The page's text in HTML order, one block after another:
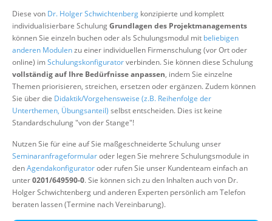
Suche
Diese von Dr. Holger Schwichtenberg konzipierte und komplett
individualisierbare SchulungGrundlagen des Projektmanagements
können Sie einzeln buchen oder als Schulungsmodul mit beliebigen
anderen Modulenzu einer individuellen Firmenschulung (vor Ort oder
online) imSchulungskonfiguratorverbinden. Sie können diese Schulung
vollständig auf Ihre Bedürfnisse anpassen, indem Sie einzelne
Themen priorisieren, streichen, ersetzen oder ergänzen. Zudem können
Sie über die Didaktik/Vorgehensweise (z.B. Reihenfolge der
Unterthemen, Übungsanteil) selbst entscheiden. Dies ist keine
Standardschulung "von der Stange"!
Nutzen Sie für eine auf Sie maßgeschneiderte Schulung unser
Seminaranfrageformularoder legen Sie mehrere Schulungsmodule in
denAgendakonfiguratoroder rufen Sie unser Kundenteam einfach an
unter0201/649590-0. Sie können sich zu den Inhalten auch von Dr.
Holger Schwichtenberg und anderen Experten persönlich am Telefon
beraten lassen (Termine nach Vereinbarung).